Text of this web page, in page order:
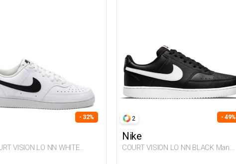
- 32% 2 - 49%
Nike
COURT VISION LO NN BLACK Man